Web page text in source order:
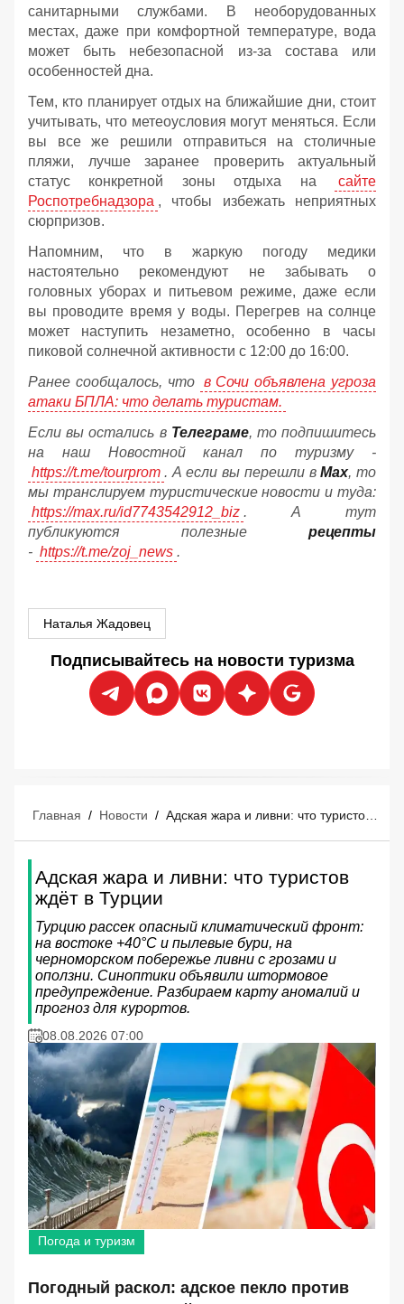
санитарными службами. В необорудованных
местах, даже при комфортной температуре, вода
может быть небезопасной из-за состава или
особенностей дна.
Тем, кто планирует отдых на ближайшие дни, стоит
учитывать, что метеоусловия могут меняться. Если
вы все же решили отправиться на столичные
пляжи, лучше заранее проверить актуальный
статус конкретной зоны отдыха на
сайте
Роспотребнадзора , чтобы избежать неприятных
сюрпризов.
Напомним, что в жаркую погоду медики
настоятельно рекомендуют не забывать о
головных уборах и питьевом режиме, даже если
вы проводите время у воды. Перегрев на солнце
может наступить незаметно, особенно в часы
пиковой солнечной активности с 12:00 до 16:00.
Ранее сообщалось, что в Сочи объявлена угроза
атаки БПЛА: что делать туристам.
Если вы остались в Телеграме, то подпишитесь
на наш Новостной канал по туризму -
https://t.me/tourprom . А если вы перешли вМах, то
мы транслируем туристические новости и туда:
https://max.ru/id7743542912_biz . А тут
публикуются полезные рецепты
- https://t.me/zoj_news .
Наталья Жадовец
Подписывайтесь на новости туризма
Главная / Новости /
Адская жара и ливни: что туристов
ждёт в Турции
Турцию рассек опасный климатический фронт:
на востоке +40°C и пылевые бури, на
черноморском побережье ливни с грозами и
оползни. Синоптики объявили штормовое
предупреждение. Разбираем карту аномалий и
прогноз для курортов.
08.08.2026 07:00
Погода и туризм
Погодный раскол: адское пекло против